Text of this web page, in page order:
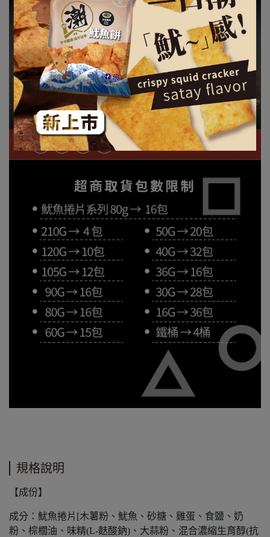
規格說明
【成份】
成分：魷魚捲片[木薯粉、魷魚、砂糖、雞蛋、食鹽、奶
粉、棕櫚油、味精(L-麩酸鈉)、大蒜粉、混合濃縮生育醇(抗